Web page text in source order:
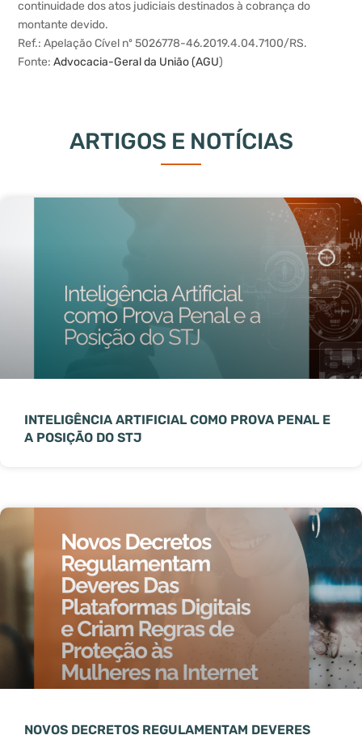
continuidade dos atos judiciais destinados à cobrança do
montante devido.
Ref.: Apelação Cível nº 5026778-46.2019.4.04.7100/RS.
Fonte:Advocacia-Geral da União (AGU)
ARTIGOS E NOTÍCIAS
INTELIGÊNCIA ARTIFICIAL COMO PROVA PENAL E
A POSIÇÃO DO STJ
NOVOS DECRETOS REGULAMENTAM DEVERES